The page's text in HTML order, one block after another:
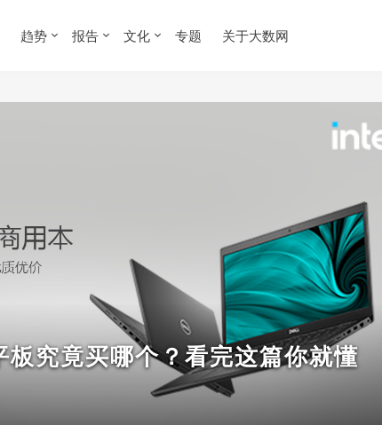
趋势 报告 文化 专题 关于大数网
板究竟买哪个？看完这篇你就懂